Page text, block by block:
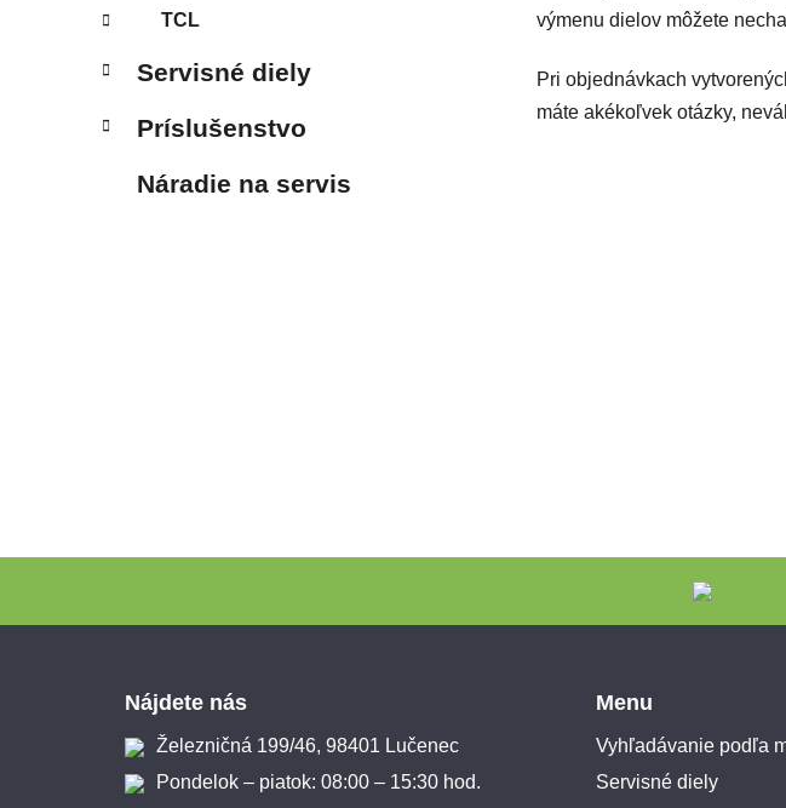
TCL
Servisné diely
Príslušenstvo
Náradie na servis
výmenu dielov môžete
Pri objednávkach
máte akékoľvek otázky,
Nájdete nás
Železničná 199/46, 98401 Lučenec
Pondelok – piatok: 08:00 – 15:30 hod.
Menu
Vyhľadávanie podľa
Servisné diely